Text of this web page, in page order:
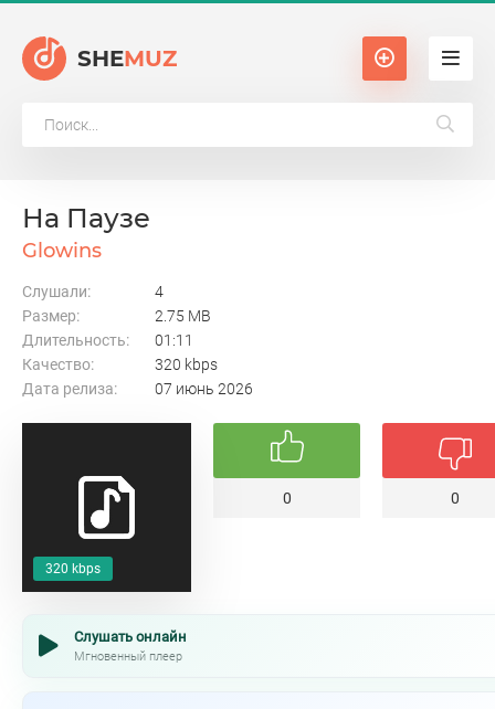
SHEMUZ
320 kbps
На Паузе
Glowins
Слушали:
4
Размер:
2.75 MB
Длительность:
01:11
Качество:
320 kbps
Дата релиза:
07 июнь 2026
0 0
Слушать онлайн
Мгновенный плеер